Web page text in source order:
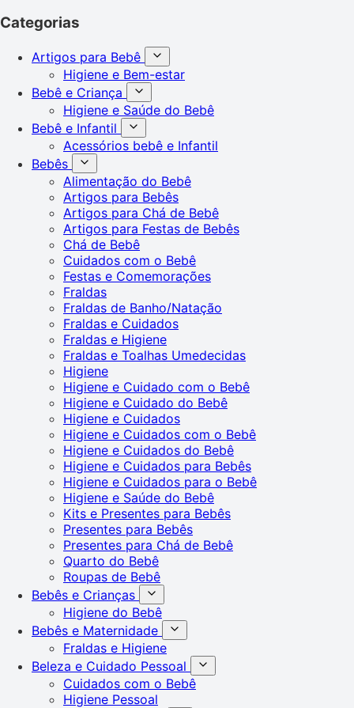
Categorias
Artigos para Bebê
Higiene e Bem-estar
Bebê e Criança
Higiene e Saúde do Bebê
Bebê e Infantil
Acessórios bebê e Infantil
Bebês
Alimentação do Bebê
Artigos para Bebês
Artigos para Chá de Bebê
Artigos para Festas de Bebês
Chá de Bebê
Cuidados com o Bebê
Festas e Comemorações
Fraldas
Fraldas de Banho/Natação
Fraldas e Cuidados
Fraldas e Higiene
Fraldas e Toalhas Umedecidas
Higiene
Higiene e Cuidado com o Bebê
Higiene e Cuidado do Bebê
Higiene e Cuidados
Higiene e Cuidados com o Bebê
Higiene e Cuidados do Bebê
Higiene e Cuidados para Bebês
Higiene e Cuidados para o Bebê
Higiene e Saúde do Bebê
Kits e Presentes para Bebês
Presentes para Bebês
Presentes para Chá de Bebê
Quarto do Bebê
Roupas de Bebê
Bebês e Crianças
Higiene do Bebê
Bebês e Maternidade
Fraldas e Higiene
Beleza e Cuidado Pessoal
Cuidados com o Bebê
Higiene Pessoal